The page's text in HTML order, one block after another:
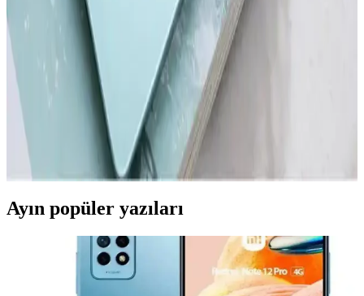
Akıllı telefon ve tabletlerde düzenli dosya temizliği, cihaz
performansını artırır ve depolama alanını genişletir. Güvenilir araçlar
ve doğru yöntemlerle gereksiz dosyalardan kurtulun.
Redmi'nin En Yeni Akıllı Telefon Modeli Hakkında
Güncel Bilgiler ve Beklentiler
Redmi'nin yeni modeli hakkında kesin detaylar henüz açıklanmadı,
ancak teknolojik gelişmeler ve piyasa stratejileri yüksek performans
ve yenilik vaat ediyor.
Ayın popüler yazıları